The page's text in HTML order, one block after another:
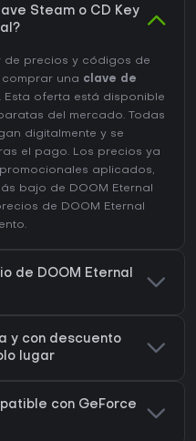
Steam o CD Key
precios y códigos de
una clave de
. Esta oferta está disponible
del mercado. Todas
digitalmente y se
el pago. Los precios ya
aplicados,
bajo de DOOM Eternal
de DOOM Eternal
de DOOM Eternal
y con descuento
lugar
con GeForce